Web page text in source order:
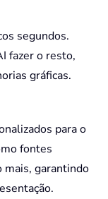
segundos.
fazer o resto,
gráficas.
para o
fontes
mais, garantindo